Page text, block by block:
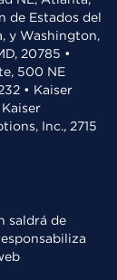
de Estados del
y Washington,
20785 •
500 NE
• Kaiser
Inc., 2715
saldrá de